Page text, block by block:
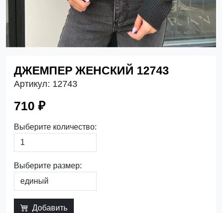
ДЖЕМПЕР ЖЕНСКИЙ 12743
Артикул: 12743
710 ₽
Выберите количество:
Выберите размер:
Добавить